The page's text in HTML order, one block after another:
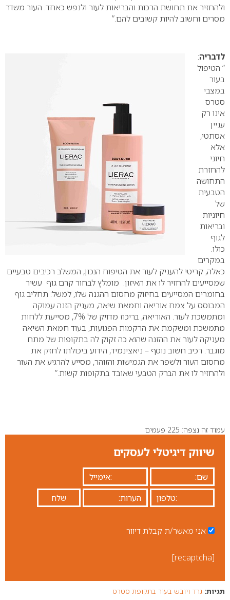
ולהחזיר את תחושת הרכות והבריאות לעור ולנפש כאחד. העור משדר
מסרים וחשוב להיות קשובים להם.”
לדבריה:
” הטיפול
בעור
במצבי
סטרס
אינו רק
עניין
אסתטי,
אלא
חיוני
להחזרת
התחושה
הטבעית
של
חיוניות
ובריאות
לגוף
כולו.
במקרים
כאלה, קריטי להעניק לעור את הטיפוח הנכון, המשלב רכיבים טבעיים
שמסייעים להחזיר לו את האיזון. מומלץ לבחור קרם גוף עשיר
בחומרים המסייעים בחיזוק מחסום ההגנה שלו, למשל: תחליב גוף
המבוסס על צמח אוריאה וחמאת שיאה, מעניק הזנה עמוקה
ומתמשכת לעור. האוריאה, בריכוז מדויק של 7%, מסייעת ללחות
מתמשכת ומשקמת את הרקמות הפגועות, בעוד חמאת השיאה
מעניקה לעור את ההזנה שהוא כה זקוק לה בתקופות של מתח
מוגבר. רכיב חשוב נוסף – ניאצינמיד, הידוע ביכולתו לחזק את
מחסום העור ולשפר את הגמישות והזוהר, מסייע להרגיע את העור
ולהחזיר לו את הברק הטבעי שאובד בתקופות קשות.”
עמוד זה נצפה: 225 פעמים
שיווק דיגיטלי לעסקים
אני מאשר/ת קבלת דיוור
[recaptcha]
תגיות: גרד ויובש בעור בתקופת סטרס